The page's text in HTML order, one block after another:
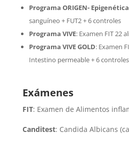
Programa ORIGEN- Epigenética
sanguíneo + FUT2 + 6 controles
Programa VIVE: Examen FIT 22
Programa VIVE GOLD: Examen
Intestino permeable + 6 controles
Exámenes
FIT: Examen de Alimentos
Canditest: Candida Albicans